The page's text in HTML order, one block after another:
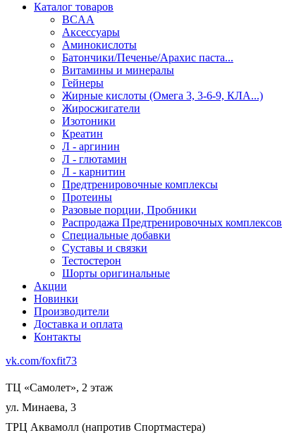
Каталог товаров
BCAA
Аксессуары
Аминокислоты
Батончики/Печенье/Арахис паста...
Витамины и минералы
Гейнеры
Жирные кислоты (Омега 3, 3-6-9, КЛА...)
Жиросжигатели
Изотоники
Креатин
Л - аргинин
Л - глютамин
Л - карнитин
Предтренировочные комплексы
Протеины
Разовые порции, Пробники
Распродажа Предтренировочных комплексов
Специальные добавки
Суставы и связки
Тестостерон
Шорты оригинальные
Акции
Новинки
Производители
Доставка и оплата
Контакты
vk.com/foxfit73
ТЦ «Самолет», 2 этаж
ул. Минаева, 3
ТРЦ Аквамолл (напротив Спортмастера)